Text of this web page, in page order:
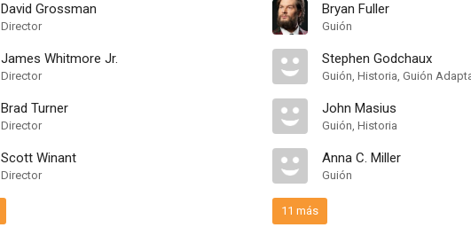
David Grossman
Director
James Whitmore Jr.
Director
Brad Turner
Director
Scott Winant
Director
Bryan Fuller
Guión
Stephen Godchaux
Guión, Historia, Guión
John Masius
Guión, Historia
Anna C. Miller
Guión
11 más